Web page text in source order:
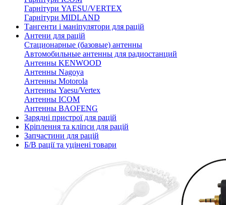
Гарнітури YAESU/VERTEX
Гарнітури MIDLAND
Тангенти і маніпулятори для рацій
Антени для рацій
Стационарные (базовые) антенны
Автомобильные антенны для радиостанций
Антенны KENWOOD
Антенны Nagoya
Антенны Motorola
Антенны Yaesu/Vertex
Антенны ICOM
Антенны BAOFENG
Зарядні пристрої для рацій
Кріплення та кліпси для рацій
Запчастини для рацій
Б/В рації та уцінені товари